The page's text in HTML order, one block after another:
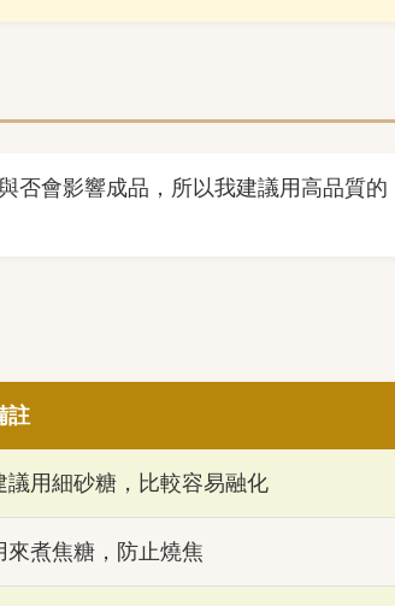
否會影響成品，所以我建議用高品質的
註
議用細砂糖，比較容易融化
來煮焦糖，防止燒焦